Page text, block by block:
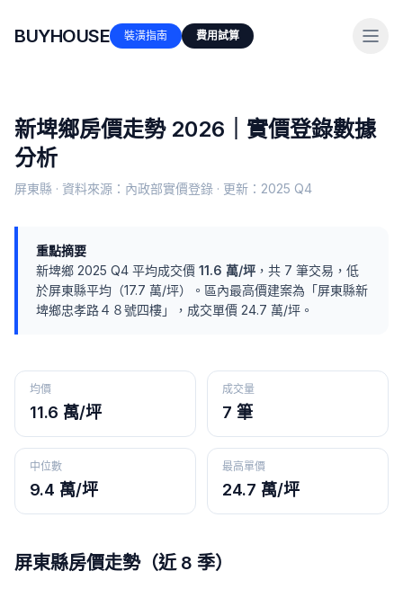
BUYHOUSE 裝潢指南 費用試算
新埤鄉房價走勢 2026｜實價登錄數據
分析
屏東縣 · 資料來源：內政部實價登錄 · 更新： 2025 Q4
重點摘要
新埤鄉 2025 Q4 平均成交價 11.6 萬/坪 ，共 7 筆交易 ， 低
於屏東縣平均（17.7 萬/坪） 。 區內最高價建案為「屏東縣新
埤鄉忠孝路４８號四樓」，成交單價 24.7 萬/坪。
均價
11.6 萬/坪
成交量
7 筆
中位數
9.4 萬/坪
最高單價
24.7 萬/坪
屏東縣房價走勢（近 8 季）